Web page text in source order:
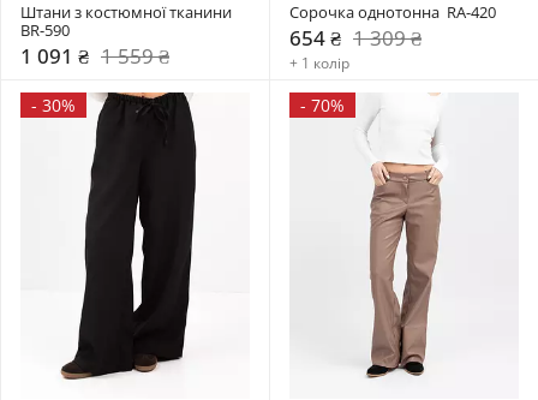
Штани з костюмної тканини
BR-590
1 091 ₴ 1 559 ₴
Сорочка однотонна  RA-420
654 ₴ 1 309 ₴
+ 1 колір
- 30% - 70%